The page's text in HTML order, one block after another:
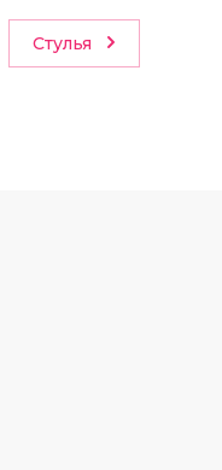
Стулья